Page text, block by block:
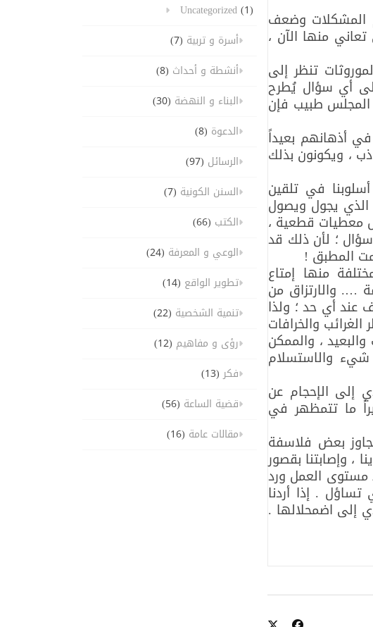
المشكلات وضعف
منها الآن ،
تنظر إلى
على أي سؤال يُطرح
المجلس طبيب فإن
أذهانهم بعيداً
، ويكونون بذلك
في تلقين
يجول ويصول
معطيات قطعية ،
؛ لأن ذلك قد
المطبق !
منها إمتاع
…. والارتزاق من
عند أي حد ؛ ولذا
والخرافات
، والممكن
شيء والاستسلام
إلى الإحجام عن
ما تتمظهر في
بعض فلاسفة
، وإصابتنا بقصور
مستوى العمل ورد
تساؤل . إذا أردنا
إلى اضمحلالها .
Uncategorized(1)
أسرة و تربية (7)
أنشطة و أحداث (8)
البناء و النهضة (30)
الدعوة (8)
الرسائل (97)
السنن الكونية (7)
الكتب (66)
الوعي و المعرفة (24)
تطوير الواقع (14)
تنمية الشخصية (22)
رؤى و مفاهيم (12)
فكر(13)
قضية الساعة (56)
مقالات عامة (16)